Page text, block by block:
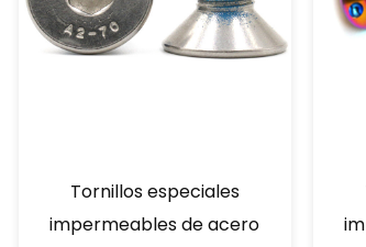
Tornillos especiales
impermeables de acero